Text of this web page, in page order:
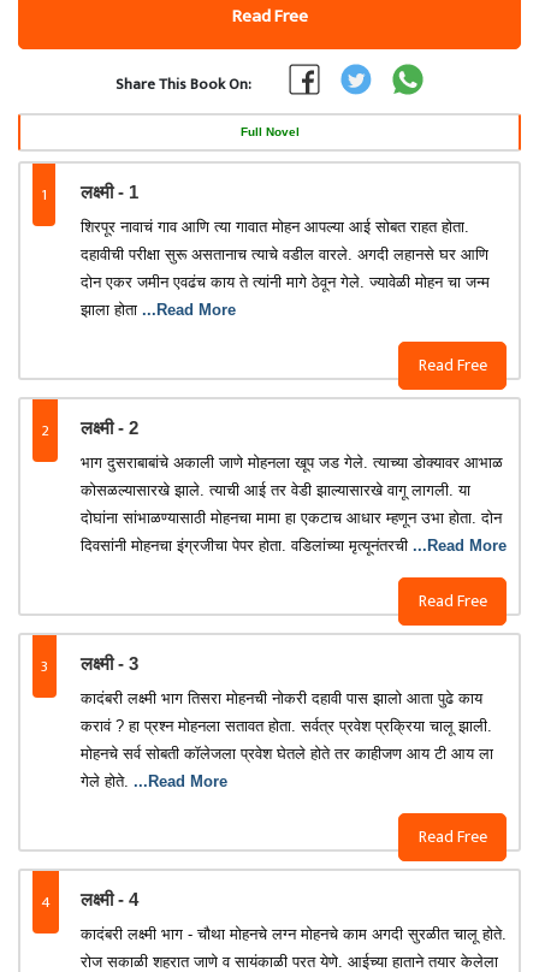
Read Free
Share This Book On:
Full Novel
1 लक्ष्मी - 1
Read Free
शिरपूर नावाचं गाव आणि त्या गावात मोहन आपल्या आई सोबत राहत होता.
दहावीची परीक्षा सुरू असतानाच त्याचे वडील वारले. अगदी लहानसे घर आणि
दोन एकर जमीन एवढंच काय ते त्यांनी मागे ठेवून गेले. ज्यावेळी मोहन चा जन्म
झाला होता ...Read More
2 लक्ष्मी - 2
Read Free
भाग दुसराबाबांचे अकाली जाणे मोहनला खूप जड गेले. त्याच्या डोक्यावर आभाळ
कोसळल्यासारखे झाले. त्याची आई तर वेडी झाल्यासारखे वागू लागली. या
दोघांना सांभाळण्यासाठी मोहनचा मामा हा एकटाच आधार म्हणून उभा होता. दोन
दिवसांनी मोहनचा इंग्रजीचा पेपर होता. वडिलांच्या मृत्यूनंतरची ...Read More
3 लक्ष्मी - 3
Read Free
कादंबरी लक्ष्मी भाग तिसरा मोहनची नोकरी दहावी पास झालो आता पुढे काय
करावं ? हा प्रश्न मोहनला सतावत होता. सर्वत्र प्रवेश प्रक्रिया चालू झाली.
मोहनचे सर्व सोबती कॉलेजला प्रवेश घेतले होते तर काहीजण आय टी आय ला
गेले होते. ...Read More
4 लक्ष्मी - 4
कादंबरी लक्ष्मी भाग - चौथा मोहनचे लग्न मोहनचे काम अगदी सुरळीत चालू होते.
रोज सकाळी शहरात जाणे व सायंकाळी परत येणे. आईच्या हाताने तयार केलेला